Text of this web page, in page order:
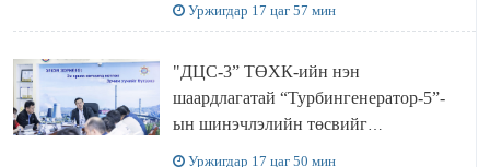
Уржигдар 17 цаг 57 мин
"ДЦС-3” ТӨХК-ийн нэн
шаардлагатай “Турбингенератор-5”-
ын шинэчлэлийн төсвийг
Уржигдар 17 цаг 50 мин